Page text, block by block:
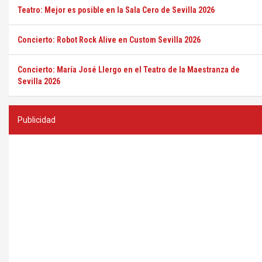
Teatro: Mejor es posible en la Sala Cero de Sevilla 2026
Concierto: Robot Rock Alive en Custom Sevilla 2026
Concierto: María José Llergo en el Teatro de la Maestranza de
Sevilla 2026
Publicidad